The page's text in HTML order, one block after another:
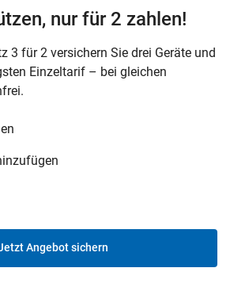
nur für 2 zahlen!
3 für 2 versichern Sie drei Geräte und
Einzeltarif – bei gleichen
Angebot sichern